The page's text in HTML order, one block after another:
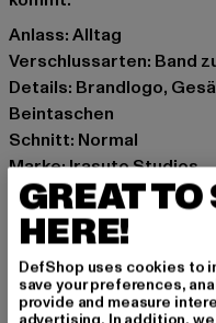
Anlass: Alltag
Verschlussarten: Band
Details: Brandlogo,
Beintaschen
Schnitt: Normal
Marke: Irasuto Studios
Kat.: Cargohosen
Farbe: schwarz
Hersteller Farbe: black
Baumwolle
GREAT TO
HERE!
DefShop uses cookies to
save your preferences,
provide and measure